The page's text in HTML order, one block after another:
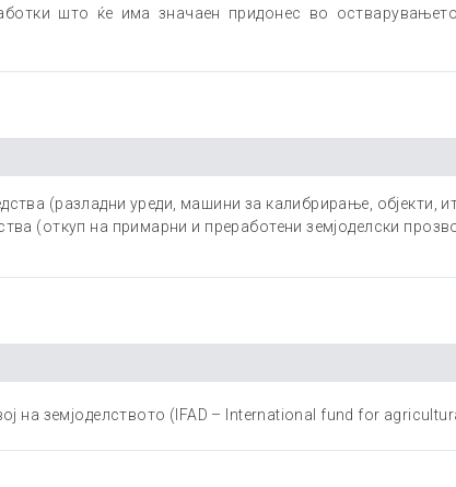
што ќе има значаен придонес во
(разладни уреди, машини за калибрирање, објекти,
(откуп на примарни и преработени земјоделски
на земјоделството (IFAD – International fund for